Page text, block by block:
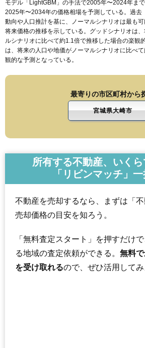
モデル「LightGBM」の手法で2005年〜2024年まで
2025年〜2034年の価格相場を予測している。過
動向や人口推計を基に、ノーマルシナリオは最も
将来価格の推移を示している。グッドシナリオは
ルシナリオに比べて約1.1倍で推移した場合の楽観
は、将来の人口や地価がノーマルシナリオに比べ
観的な予測となっている。
最寄りの市区町村から
宮城県大崎市
所有する不動産、いくら
「リビンマッチ」
不動産を売却するなら、まずは「
売却価格の目安を知ろう。
「無料査定スタート」を押すだけ
る地域の査定依頼ができる。 無料
を受け取れるので、ぜひ活用してみ